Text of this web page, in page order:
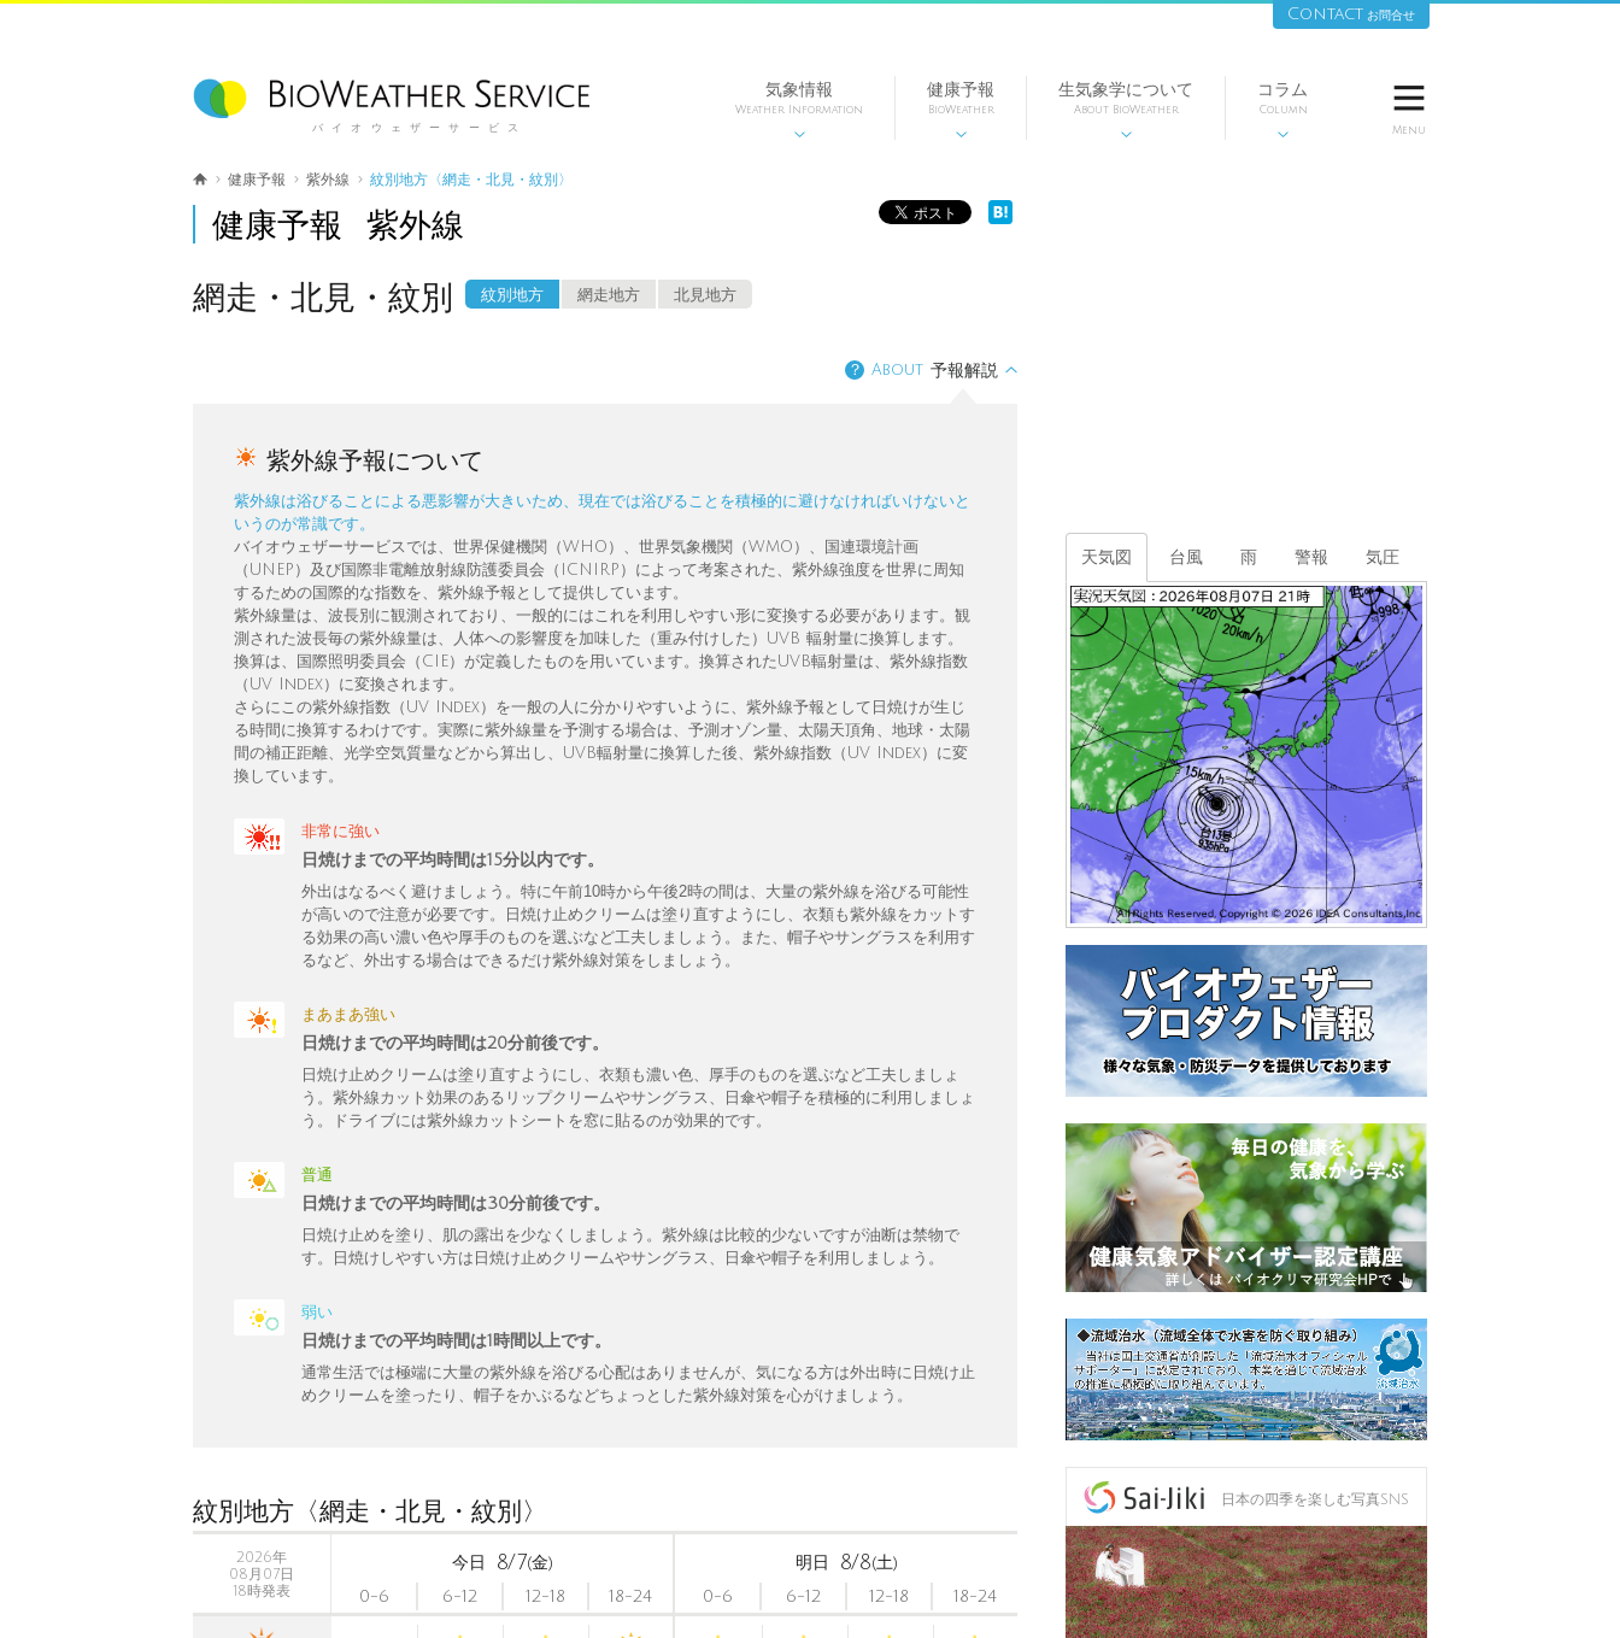
バイオウェザーサービス
気象情報
Weather Information

健康予報
BioWeather

生気象学について
About BioWeather

コラム
Column


Menu
健康予報 紫外線 紋別地方〈網走・北見・紋別〉
健康予報 紫外線
網走・北見・紋別 紋別地方 網走地方 北見地方
？ About 予報解説
紫外線予報について
紫外線は浴びることによる悪影響が大きいため、現在では浴びることを積極的に避けなければいけないと
いうのが常識です。
バイオウェザーサービスでは、世界保健機関（WHO）、世界気象機関（WMO）、国連環境計画
（UNEP）及び国際非電離放射線防護委員会（ICNIRP）によって考案された、紫外線強度を世界に周知
するための国際的な指数を、紫外線予報として提供しています。
紫外線量は、波長別に観測されており、一般的にはこれを利用しやすい形に変換する必要があります。観
測された波長毎の紫外線量は、人体への影響度を加味した（重み付けした）UVB 輻射量に換算します。
換算は、国際照明委員会（CIE）が定義したものを用いています。換算されたUVB輻射量は、紫外線指数
（UV Index）に変換されます。
さらにこの紫外線指数（UV Index）を一般の人に分かりやすいように、紫外線予報として日焼けが生じ
る時間に換算するわけです。実際に紫外線量を予測する場合は、予測オゾン量、太陽天頂角、地球・太陽
間の補正距離、光学空気質量などから算出し、UVB輻射量に換算した後、紫外線指数（UV Index）に変
換しています。
非常に強い
日焼けまでの平均時間は15分以内です。
外出はなるべく避けましょう。特に午前10時から午後2時の間は、大量の紫外線を浴びる可能性
が高いので注意が必要です。日焼け止めクリームは塗り直すようにし、衣類も紫外線をカットす
る効果の高い濃い色や厚手のものを選ぶなど工夫しましょう。また、帽子やサングラスを利用す
るなど、外出する場合はできるだけ紫外線対策をしましょう。
まあまあ強い
日焼けまでの平均時間は20分前後です。
日焼け止めクリームは塗り直すようにし、衣類も濃い色、厚手のものを選ぶなど工夫しましょ
う。紫外線カット効果のあるリップクリームやサングラス、日傘や帽子を積極的に利用しましょ
う。ドライブには紫外線カットシートを窓に貼るのが効果的です。
普通
日焼けまでの平均時間は30分前後です。
日焼け止めを塗り、肌の露出を少なくしましょう。紫外線は比較的少ないですが油断は禁物で
す。日焼けしやすい方は日焼け止めクリームやサングラス、日傘や帽子を利用しましょう。
弱い
日焼けまでの平均時間は1時間以上です。
通常生活では極端に大量の紫外線を浴びる心配はありませんが、気になる方は外出時に日焼け止
めクリームを塗ったり、帽子をかぶるなどちょっとした紫外線対策を心がけましょう。
紋別地方〈網走・北見・紋別〉
2026年
08月07日
18時発表
今日 8/7(金)
0-6
6-12 12-18 18-24
明日 8/8(土)
0-6
6-12 12-18 18-24
天気図 台風 雨 警報 気圧
日本の四季を楽しむ写真SNS
Contact お問合せ